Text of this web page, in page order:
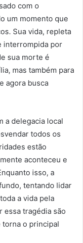
com o
um momento que
Sua vida, repleta
interrompida por
sua morte é
mas também para
agora busca
a delegacia local
todos os
estão
aconteceu e
isso, a
tentando lidar
a vida pela
essa tragédia são
torna o principal